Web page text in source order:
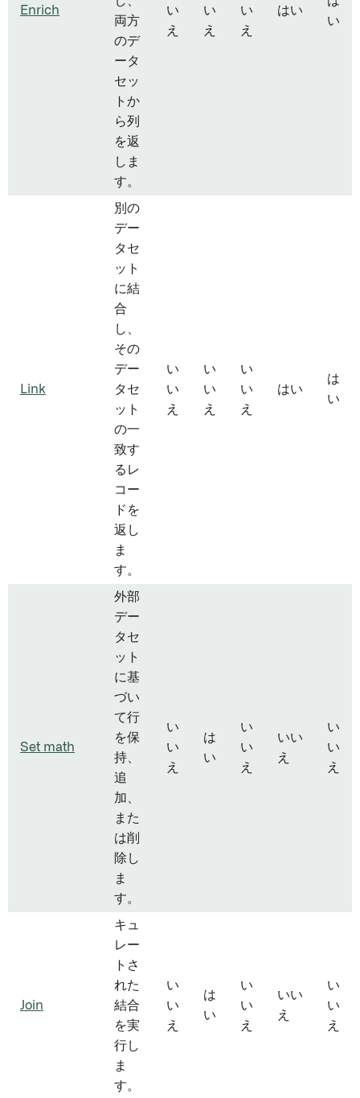
Enrich
両方
のデ
ータ
セッ
トか
ら列
を返
しま
す。
い
え
い
え
い
え
はい
い
Link
別の
デー
タセ
ット
に結
合
し、
その
デー
タセ
ット
の一
致す
るレ
コー
ドを
返し
ま
す。
い
い
え
い
い
え
い
い
え
はい
は
い
Set math
外部
デー
タセ
ット
に基
づい
て行
を保
持、
追
加、
また
は削
除し
ま
す。
い
い
え
は
い
い
い
え
いい
え
い
い
え
Join
キュ
レー
トさ
れた
結合
を実
行し
ま
す。
い
い
え
は
い
い
い
え
いい
え
い
い
え